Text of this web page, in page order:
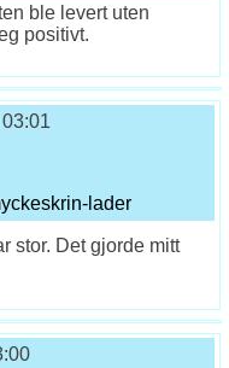
ble levert uten
positivt.
lader
stor. Det gjorde mitt